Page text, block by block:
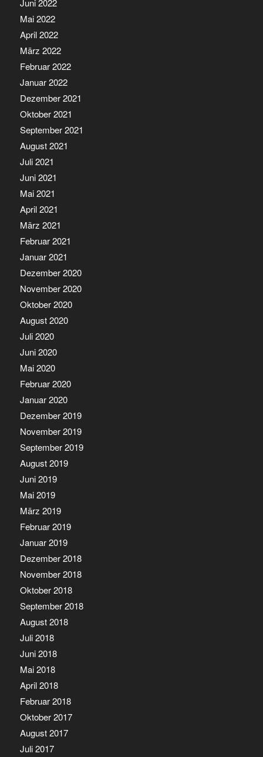
Juni 2022
Mai 2022
April 2022
März 2022
Februar 2022
Januar 2022
Dezember 2021
Oktober 2021
September 2021
August 2021
Juli 2021
Juni 2021
Mai 2021
April 2021
März 2021
Februar 2021
Januar 2021
Dezember 2020
November 2020
Oktober 2020
August 2020
Juli 2020
Juni 2020
Mai 2020
Februar 2020
Januar 2020
Dezember 2019
November 2019
September 2019
August 2019
Juni 2019
Mai 2019
März 2019
Februar 2019
Januar 2019
Dezember 2018
November 2018
Oktober 2018
September 2018
August 2018
Juli 2018
Juni 2018
Mai 2018
April 2018
Februar 2018
Oktober 2017
August 2017
Juli 2017